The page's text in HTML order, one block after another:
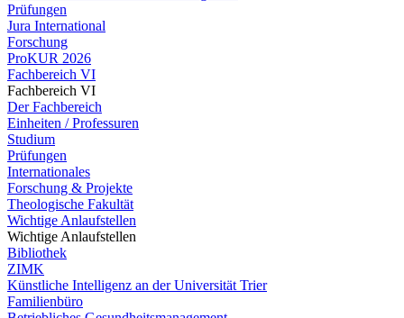
Prüfungen
Jura International
Forschung
ProKUR 2026
Fachbereich VI
Fachbereich VI
Der Fachbereich
Einheiten / Professuren
Studium
Prüfungen
Internationales
Forschung & Projekte
Theologische Fakultät
Wichtige Anlaufstellen
Wichtige Anlaufstellen
Bibliothek
ZIMK
Künstliche Intelligenz an der Universität Trier
Familienbüro